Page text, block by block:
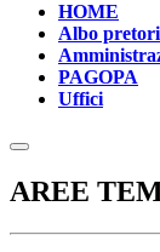
HOME
Albo
PAGOPA
Uffici
AREE